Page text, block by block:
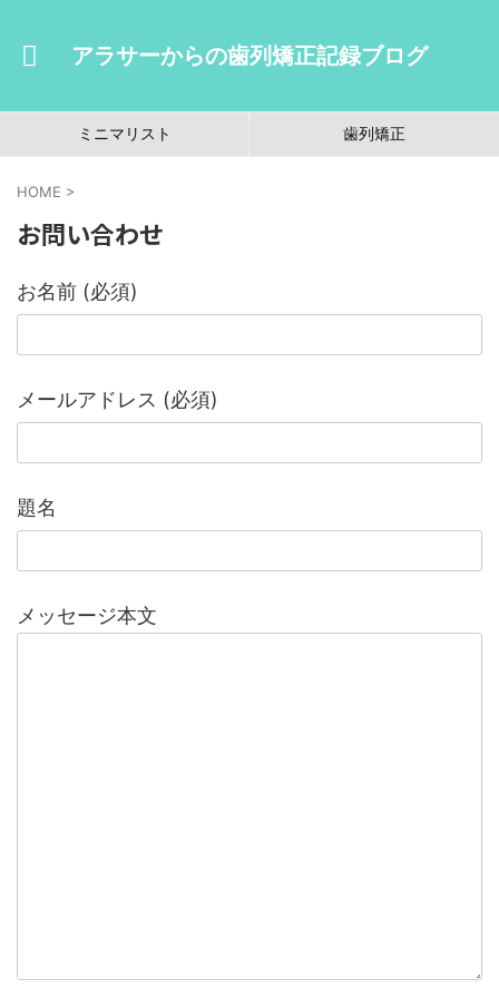
アラサーからの歯列矯正記録ブログ
ミニマリスト 歯列矯正
HOME >
お問い合わせ
お名前 (必須)
メールアドレス (必須)
題名
メッセージ本文